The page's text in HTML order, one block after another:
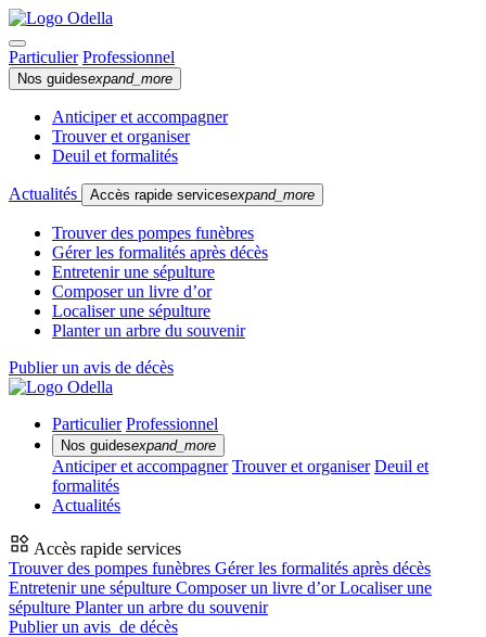
Particulier Professionnel
Nos guidesexpand_more
Anticiper et accompagner
Trouver et organiser
Deuil et formalités
Actualités Accès rapide servicesexpand_more
Trouver des pompes funèbres
Gérer les formalités après décès
Entretenir une sépulture
Composer un livre d’or
Localiser une sépulture
Planter un arbre du souvenir
Publier un avis de décès
Particulier Professionnel
Nos guidesexpand_more
Anticiper et accompagner Trouver et organiser Deuil et
formalités
Actualités
Accès rapide services
Trouver des pompes funèbres Gérer les formalités après décès
Entretenir une sépulture Composer un livre d’orLocaliser une
sépulture Planter un arbre du souvenir
Publier un avis de décès